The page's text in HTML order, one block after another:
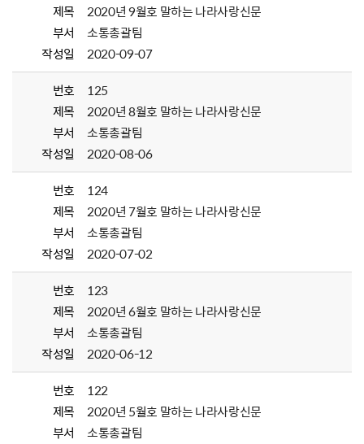
제목
2020년 9월호 말하는 나라사랑신문
부서
소통총괄팀
작성일
2020-09-07
번호
125
제목
2020년 8월호 말하는 나라사랑신문
부서
소통총괄팀
작성일
2020-08-06
번호
124
제목
2020년 7월호 말하는 나라사랑신문
부서
소통총괄팀
작성일
2020-07-02
번호
123
제목
2020년 6월호 말하는 나라사랑신문
부서
소통총괄팀
작성일
2020-06-12
번호
122
제목
2020년 5월호 말하는 나라사랑신문
부서
소통총괄팀